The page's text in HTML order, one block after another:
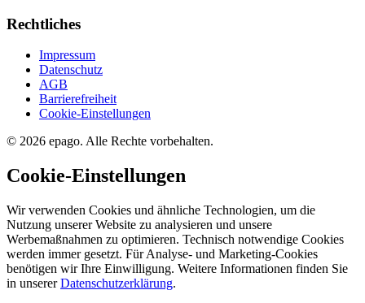
Rechtliches
Impressum
Datenschutz
AGB
Barrierefreiheit
Cookie-Einstellungen
© 2026 epago. Alle Rechte vorbehalten.
Cookie-Einstellungen
Wir verwenden Cookies und ähnliche Technologien, um die
Nutzung unserer Website zu analysieren und unsere
Werbemaßnahmen zu optimieren. Technisch notwendige Cookies
werden immer gesetzt. Für Analyse- und Marketing-Cookies
benötigen wir Ihre Einwilligung. Weitere Informationen finden Sie
in unsererDatenschutzerklärung.